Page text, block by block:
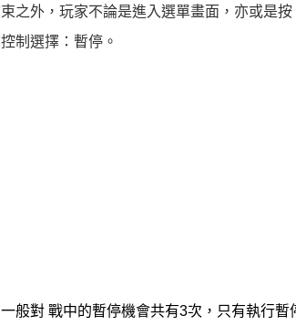
之外，玩家不論是進入選單畫面，亦或是
制選擇：暫停。
般對 戰中的暫停機會共有3次，只有執行